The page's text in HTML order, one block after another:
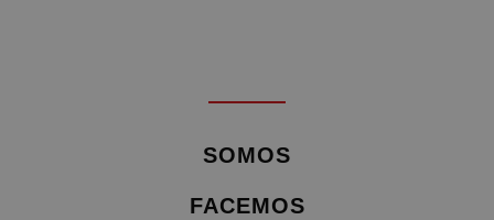
SOMOS
FACEMOS